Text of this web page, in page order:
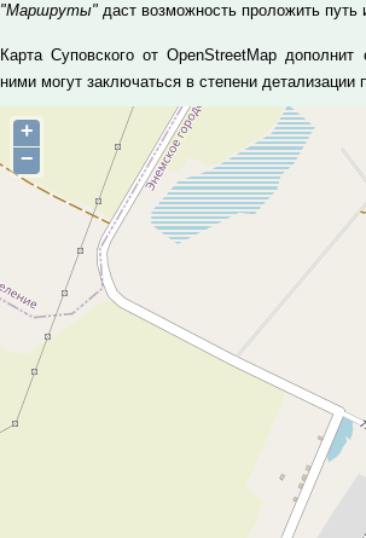
"Маршруты" даст возможность проложить путь
Карта Суповского от OpenStreetMap
ними могут заключаться в степени
+
−